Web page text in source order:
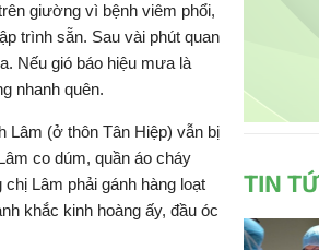
giường vì bệnh viêm phổi,
trình sẵn. Sau vài phút quan
Nếu gió báo hiệu mưa là
nhanh quên.
Lâm (ở thôn Tân Hiệp) vẫn bị
co dúm, quần áo cháy
Lâm phải gánh hàng loạt
khắc kinh hoàng ấy, đầu óc
TIN